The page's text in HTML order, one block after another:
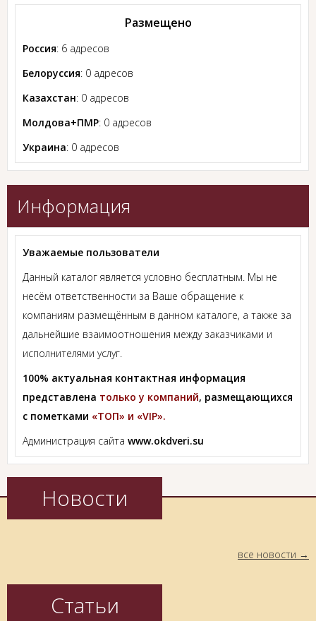
Размещено
Россия: 6 адресов
Белоруссия: 0 адресов
Казахстан: 0 адресов
Молдова+ПМР: 0 адресов
Украина: 0 адресов
Информация
Уважаемые пользователи
Данный каталог является условно бесплатным. Мы не
несём ответственности за Ваше обращение к
компаниям размещённым в данном каталоге, а также за
дальнейшие взаимоотношения между заказчиками и
исполнителями услуг.
100% актуальная контактная информация
представлена только у компаний, размещающихся
с пометками «ТОП» и «VIP».
Администрация сайта www.okdveri.su
Новости
все новости
Статьи